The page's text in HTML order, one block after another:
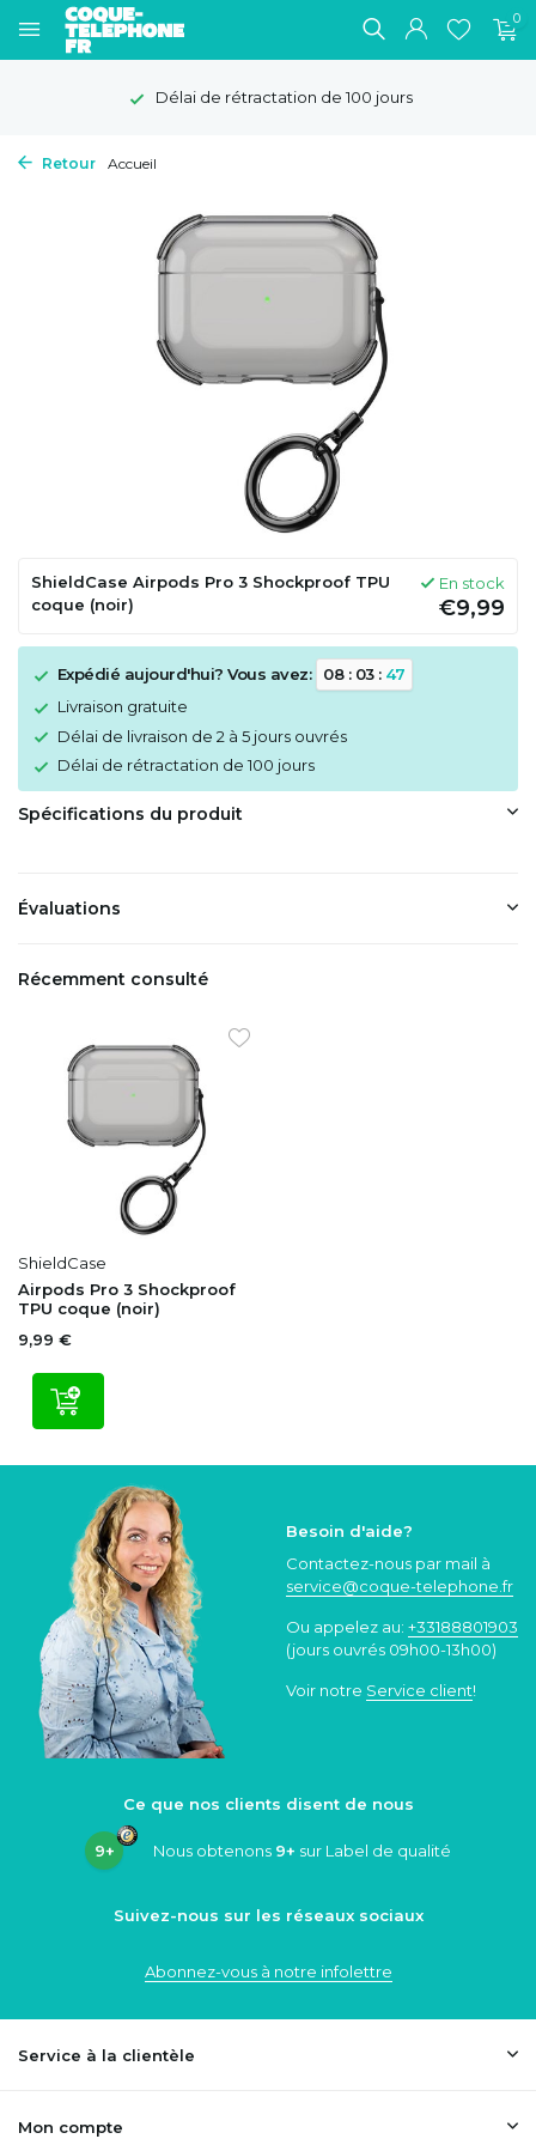
0
Délai de rétractation de 100 jours
Retour Accueil
ShieldCase Airpods Pro 3 Shockproof TPU
coque (noir)
En stock
€9,99
Expédié aujourd'hui? Vous avez: 08: 03: 47
Livraison gratuite
Délai de livraison de 2 à 5 jours ouvrés
Délai de rétractation de 100 jours
Spécifications du produit
Évaluations
Récemment consulté
ShieldCase
Airpods Pro 3 Shockproof
TPU coque (noir)
9,99 €
Besoin d'aide?
Contactez-nous par mail à
service@coque-telephone.fr
Ou appelez au: +33188801903
(jours ouvrés 09h00-13h00)
Voir notre Service client!
Ce que nos clients disent de nous
9+ Nous obtenons 9+ sur Label de qualité
Suivez-nous sur les réseaux sociaux
Abonnez-vous à notre infolettre
Service à la clientèle
Mon compte